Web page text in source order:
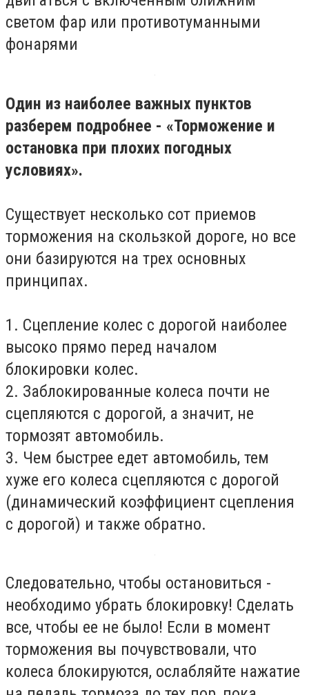
светом фар или противотуманными
фонарями
Один из наиболее важных пунктов
разберем подробнее - «Торможение и
остановка при плохих погодных
условиях».
Существует несколько сот приемов
торможения на скользкой дороге, но все
они базируются на трех основных
принципах.
1. Сцепление колес с дорогой наиболее
высоко прямо перед началом
блокировки колес.
2. Заблокированные колеса почти не
сцепляются с дорогой, а значит, не
тормозят автомобиль.
3. Чем быстрее едет автомобиль, тем
хуже его колеса сцепляются с дорогой
(динамический коэффициент сцепления
с дорогой) и также обратно.
Следовательно, чтобы остановиться -
необходимо убрать блокировку! Сделать
все, чтобы ее не было! Если в момент
торможения вы почувствовали, что
колеса блокируются, ослабляйте нажатие